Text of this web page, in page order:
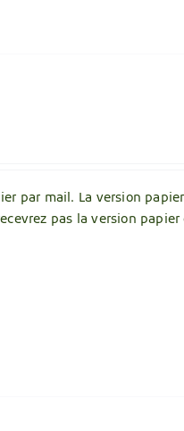
par mail. La version
pas la version